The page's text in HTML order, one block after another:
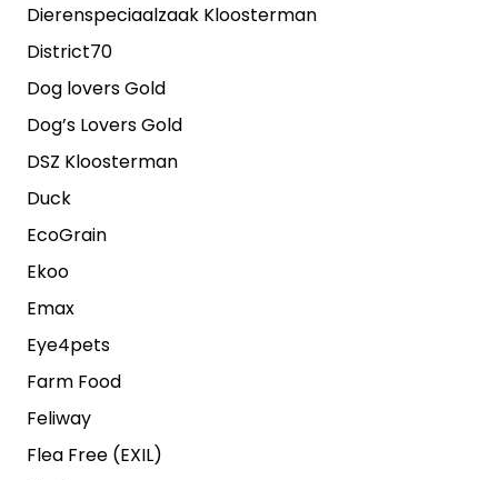
Dierenspeciaalzaak Kloosterman
District70
Dog lovers Gold
Dog’s Lovers Gold
DSZ Kloosterman
Duck
EcoGrain
Ekoo
Emax
Eye4pets
Farm Food
Feliway
Flea Free (EXIL)